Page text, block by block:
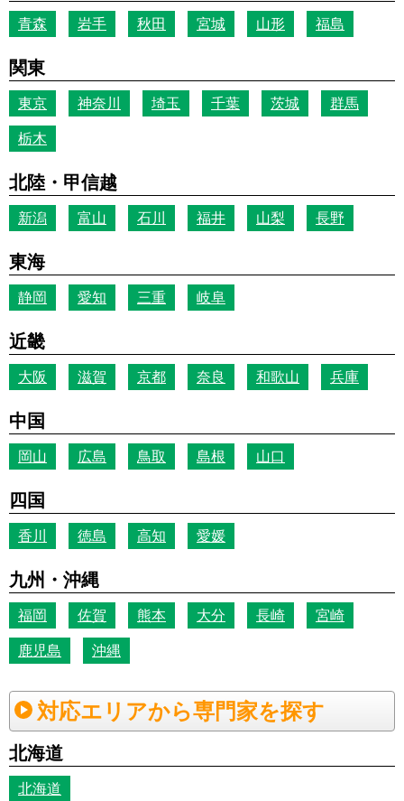
青森 岩手 秋田 宮城 山形 福島
関東
東京 神奈川 埼玉 千葉 茨城 群馬
栃木
北陸・甲信越
新潟 富山 石川 福井 山梨 長野
東海
静岡 愛知 三重 岐阜
近畿
大阪 滋賀 京都 奈良 和歌山 兵庫
中国
岡山 広島 鳥取 島根 山口
四国
香川 徳島 高知 愛媛
九州・沖縄
福岡 佐賀 熊本 大分 長崎 宮崎
鹿児島 沖縄
対応エリアから専門家を探す
北海道
北海道